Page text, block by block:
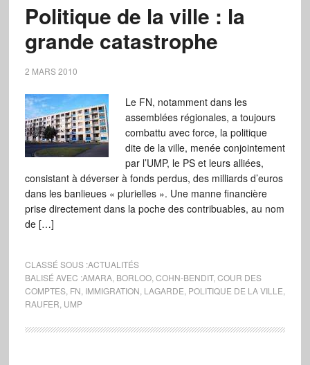
Politique de la ville : la
grande catastrophe
2 MARS 2010
Le FN, notamment dans les
assemblées régionales, a toujours
combattu avec force, la politique
dite de la ville, menée conjointement
par l’UMP, le PS et leurs alliées,
consistant à déverser à fonds perdus, des milliards d’euros
dans les banlieues « plurielles ». Une manne financière
prise directement dans la poche des contribuables, au nom
de […]
CLASSÉ SOUS :ACTUALITÉS
BALISÉ AVEC :AMARA, BORLOO, COHN-BENDIT, COUR DES
COMPTES, FN IMMIGRATION LAGARDE POLITIQUE DE LA VILLE
RAUFER UMP